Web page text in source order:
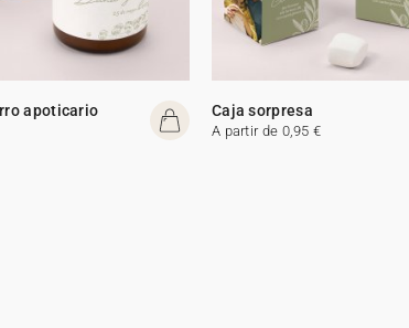
apoticario Caja sorpresa
A partir de 0,95 €